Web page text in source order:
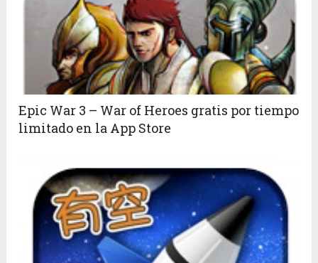
Epic War 3 – War of Heroes gratis por tiempo
limitado en la App Store